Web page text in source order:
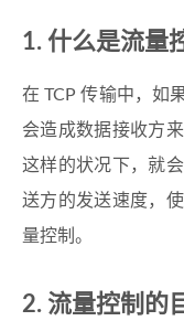
1. 什么是流量
在 TCP 传输中，如
会造成数据接收方
这样的状况下，就
送方的发送速度，
量控制。
2. 流量控制的